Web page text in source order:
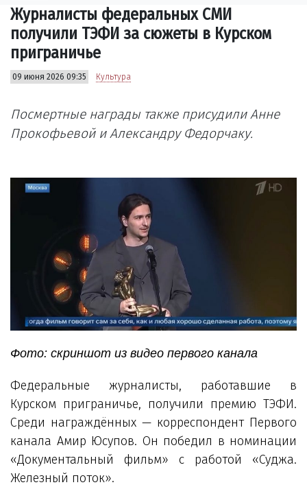
Журналисты федеральных СМИ
получили ТЭФИ за сюжеты в Курском
приграничье
09 июня 2026 09:35 Культура
Посмертные награды также присудили Анне
Прокофьевой и Александру Федорчаку.
Фото: скриншот из видео первого канала
Федеральные журналисты, работавшие в
Курском приграничье, получили премию ТЭФИ.
Среди награждённых — корреспондент Первого
канала Амир Юсупов. Он победил в номинации
«Документальный фильм» с работой «Суджа.
Железный поток».